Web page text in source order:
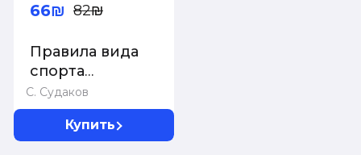
С. Судаков
Правила вида
спорта
&quot;Настольный
теннис&quot;
66₪ 82₪
Купить